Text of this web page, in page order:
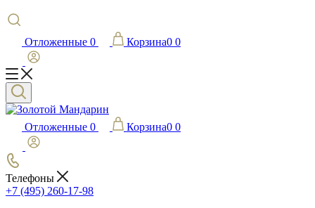
Отложенные 0 Корзина0 0
Отложенные 0 Корзина0 0
Телефоны
+7 (495) 260-17-98